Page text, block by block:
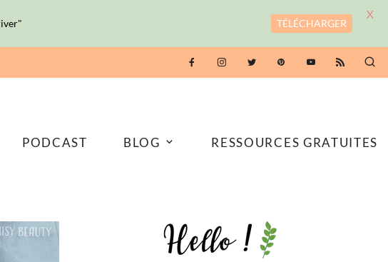
PODCAST BLOG RESSOURCES GRATUITES
TÉLÉCHARGER
X